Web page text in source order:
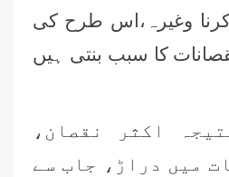
کرنا وغیرہ،اس طرح کی
کا سبب بنتی ہیں
اکثر نقصان،
میں دراڑ، جاب سے